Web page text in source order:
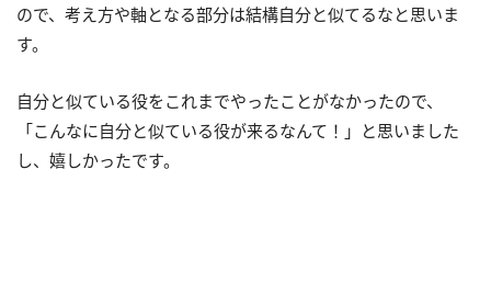
ので、考え方や軸となる部分は結構自分と似てるなと思いま
す。
自分と似ている役をこれまでやったことがなかったので、
「こんなに自分と似ている役が来るなんて！」と思いました
し、嬉しかったです。